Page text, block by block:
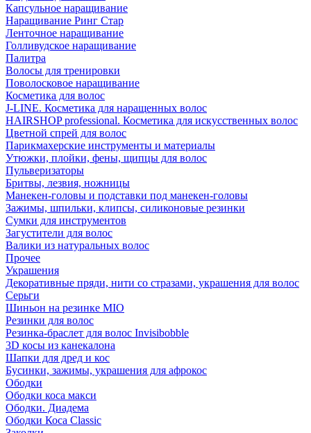
Капсульное наращивание
Наращивание Ринг Стар
Ленточное наращивание
Голливудское наращивание
Палитра
Волосы для тренировки
Поволосковое наращивание
Косметика для волос
J-LINE. Косметика для наращенных волос
HAIRSHOP professional. Косметика для искусственных волос
Цветной спрей для волос
Парикмахерские инструменты и материалы
Утюжки, плойки, фены, щипцы для волос
Пульверизаторы
Бритвы, лезвия, ножницы
Манекен-головы и подставки под манекен-головы
Зажимы, шпильки, клипсы, силиконовые резинки
Сумки для инструментов
Загустители для волос
Валики из натуральных волос
Прочее
Украшения
Декоративные пряди, нити со стразами, украшения для волос
Серьги
Шиньон на резинке MIO
Резинки для волос
Резинка-браслет для волос Invisibobble
3D косы из канекалона
Шапки для дред и кос
Бусинки, зажимы, украшения для афрокос
Ободки
Ободки коса макси
Ободки. Диадема
Ободки Коса Classic